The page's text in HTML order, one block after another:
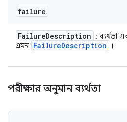
failure
FailureDescription
: ব্যর্থতা
এমন FailureDescription ।
পরীক্ষার অনুমান ব্যর্থতা